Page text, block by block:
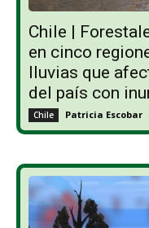
Chile |
en cinco
lluvias que
del país con
Chile Patricia Escobar -